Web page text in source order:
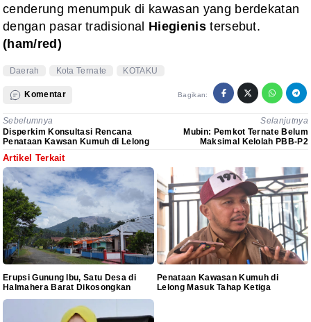
cenderung menumpuk di kawasan yang berdekatan
dengan pasar tradisional Hiegienistersebut.
(ham/red)
Daerah Kota Ternate KOTAKU
Komentar Bagikan:
Sebelumnya
Disperkim Konsultasi Rencana
Penataan Kawsan Kumuh di Lelong
Selanjutnya
Mubin: Pemkot Ternate Belum
Maksimal Kelolah PBB-P2
Artikel Terkait
Erupsi Gunung Ibu, Satu Desa di
Halmahera Barat Dikosongkan
Penataan Kawasan Kumuh di
Lelong Masuk Tahap Ketiga